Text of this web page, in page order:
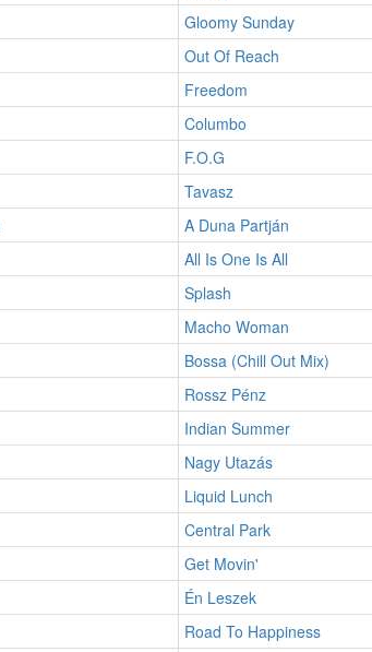
Gloomy Sunday
Out Of Reach
Freedom
Columbo
F.O.G
Tavasz
A Duna Partján
All Is One Is All
Splash
Macho Woman
Bossa (Chill Out Mix)
Rossz Pénz
Indian Summer
Nagy Utazás
Liquid Lunch
Central Park
Get Movin'
Én Leszek
Road To Happiness